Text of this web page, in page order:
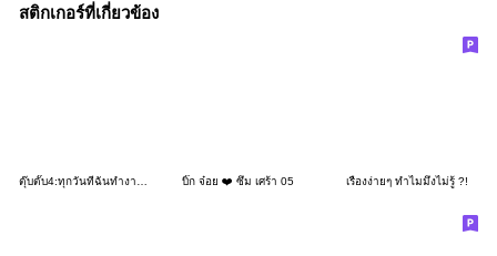
สติกเกอร์ที่เกี่ยวข้อง
ตุ๊บตั๊บ4:ทุกวันที่ฉันทำงาน อ๊าาากกกกก บิ๊ก จ๋อย ❤️ ซึม เศร้า 05 เรื่องง่ายๆ ทำไมมึงไม่รู้ ?!